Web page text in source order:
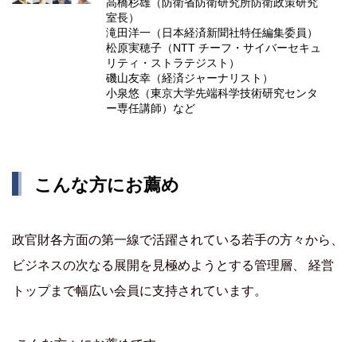
高橋杉雄（防衛省防衛研究所防衛政策研究
室長）
滝田洋一（日本経済新聞社特任編集委員）
松原実穂子（NTT チーフ・サイバーセキュ
リティ・ストラテジスト）
磯山友幸（経済ジャーナリスト）
小泉悠（東京大学先端科学技術研究センタ
ー専任講師）など
こんな方にお薦め
政官財各方面の第一線で活躍されている若手の方々から、
ビジネスの次なる展開を見極めようとする管理層、 経営
トップまで幅広い会員に支持されています。